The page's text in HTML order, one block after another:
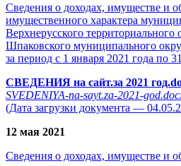
Сведения о доходах, имуществе и
имущественного характера
Верхнерусского территориального
Шпаковского муниципального
за период с 1 января 2021 года по
СВЕДЕНИЯ на сайт.за 2021
SVEDENIYA-na-sayt.za-2021-
(Дата загрузки документа —
12 мая 2021
Сведения о доходах, имуществе и